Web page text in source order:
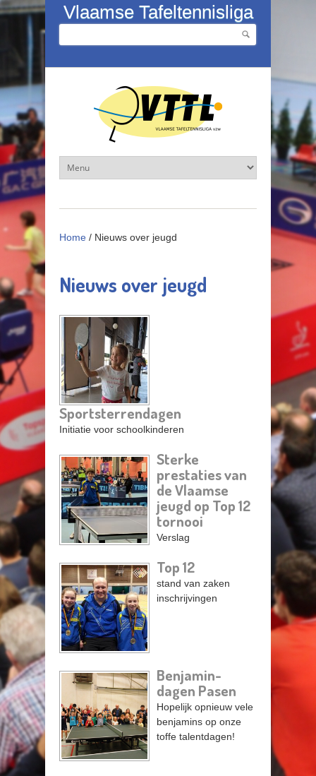
Overslaan en naar de inhoud gaan
Vlaamse Tafeltennisliga
Zoekveld
Home / Nieuws over jeugd
Nieuws over jeugd
Sportsterrendagen
Initiatie voor schoolkinderen
Sterke
prestaties van
de Vlaamse
jeugd op Top 12
tornooi
Verslag
Top 12
stand van zaken
inschrijvingen
Benjamin-
dagen Pasen
Hopelijk opnieuw vele
benjamins op onze
toffe talentdagen!
Pagina's